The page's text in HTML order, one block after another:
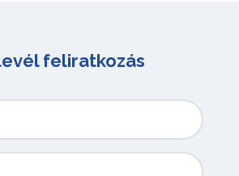
feliratkozás